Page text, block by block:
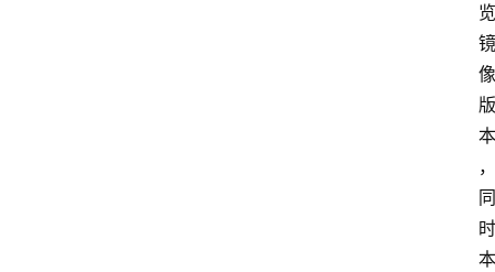
览
镜
像
版
本
，
同
时
本